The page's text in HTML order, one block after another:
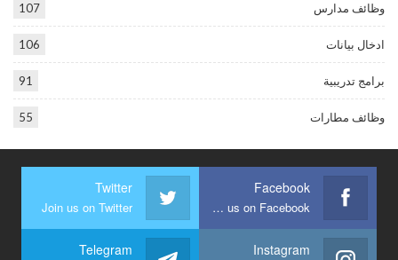
وظائف مدارس 107
ادخال بيانات 106
برامج تدريبية 91
وظائف مطارات 55
Facebook
Join us on Facebook
Twitter
Join us on Twitter
Instagram
Telegram